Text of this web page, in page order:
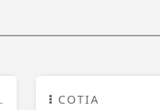
COTIA